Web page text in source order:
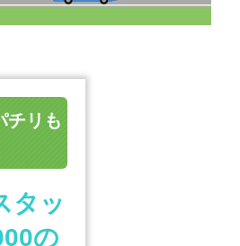
チリも
タッ
の